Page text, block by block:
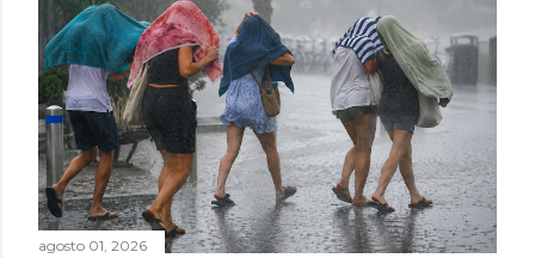
agosto 01, 2026